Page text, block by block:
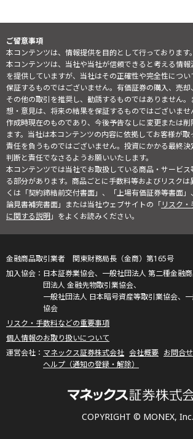
ご留意事項
本コンテンツは、情報提供を目的として行っております。
本コンテンツは、当社や当社が信頼できると考える情
を提供していますが、当社はその正確性や完全性につ
保証するものではございません。有価証券の購入、売却
その他の取引を推奨し、勧誘するものではありません
想・意見は、将来の結果を保証するものではございま
作成時現在のものであり、今後予告なしに変更または
ます。当社は本コンテンツの内容に依拠してお客様が
責任を負うものではございません。投資にかかる最終
判断と責任でなさるようお願いいたします。
本コンテンツでは当社でお取扱している商品・サービ
る部分があります。商品ごとに手数料等およびリスク
くは「契約締結前交付書面」、「上場有価証券等書面
論見書補完書面」または当社ウェブサイトの「リスク
に関する説明」をよくお読みください。
COPYRIGHT © MONEX, Inc.
金融商品取引業者 関東財務局長（金商）第165号
日本証券業協会、一般社団法人 第二種金融
団法人 金融先物取引業協会、
一般社団法人 日本暗号資産等取引業協会、
協会
リスク・手数料などの重要事項
個人情報のお取り扱いについて
マネックス証券株式会社 会社概要 お問合せ
ヘルプ（通知の登録・解除）